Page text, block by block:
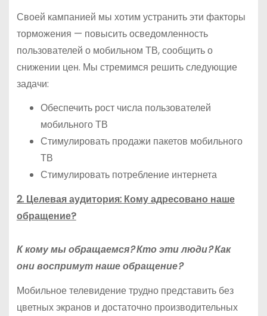
Своей кампанией мы хотим устранить эти факторы
торможения — повысить осведомленность
пользователей о мобильном ТВ, сообщить о
снижении цен. Мы стремимся решить следующие
задачи:
Обеспечить рост числа пользователей
мобильного ТВ
Стимулировать продажи пакетов мобильного
ТВ
Стимулировать потребление интернета
2. Целевая аудитория: Кому адресовано наше
обращение?
К кому мы обращаемся? Кто эти люди? Как
они воспримут наше обращение?
Мобильное телевидение трудно представить без
цветных экранов и достаточно производительных